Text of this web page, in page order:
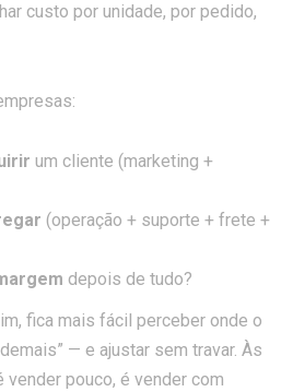
custo por unidade, por pedido,
um cliente (marketing +
(operação + suporte + frete +
depois de tudo?
fica mais fácil perceber onde o
— e ajustar sem travar. Às
pouco, é vender com